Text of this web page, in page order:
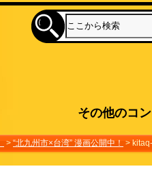
その他のコ
> “北九州市×台湾” 漫画公開中！ >